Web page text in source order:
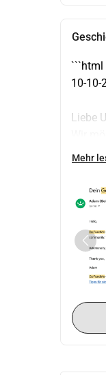
```html
10-10-
Liebe
die
die zu
Mehr